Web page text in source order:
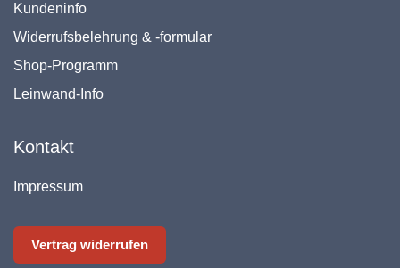
Kundeninfo
Widerrufsbelehrung & -formular
Shop-Programm
Leinwand-Info
Kontakt
Impressum
Vertrag widerrufen